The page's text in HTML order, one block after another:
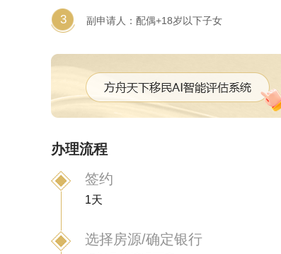
3 副申请人：配偶+18岁以下子女
办理流程
签约
1天
选择房源/确定银行